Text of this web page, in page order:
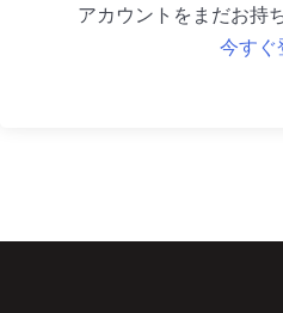
アカウントをまだお持
今すぐ